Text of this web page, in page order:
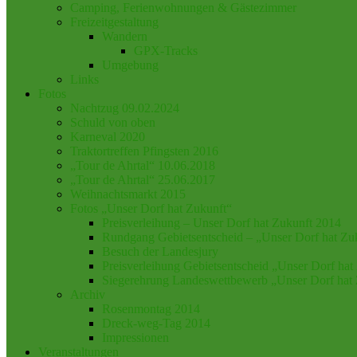
Camping, Ferienwohnungen & Gästezimmer
Freizeitgestaltung
Wandern
GPX-Tracks
Umgebung
Links
Fotos
Nachtzug 09.02.2024
Schuld von oben
Karneval 2020
Traktortreffen Pfingsten 2016
„Tour de Ahrtal“ 10.06.2018
„Tour de Ahrtal“ 25.06.2017
Weihnachtsmarkt 2015
Fotos „Unser Dorf hat Zukunft“
Preisverleihung – Unser Dorf hat Zukunft 2014
Rundgang Gebietsentscheid – „Unser Dorf hat
Besuch der Landesjury
Preisverleihung Gebietsentscheid „Unser Dorf
Siegerehrung Landeswettbewerb „Unser Dorf hat
Archiv
Rosenmontag 2014
Dreck-weg-Tag 2014
Impressionen
Veranstaltungen